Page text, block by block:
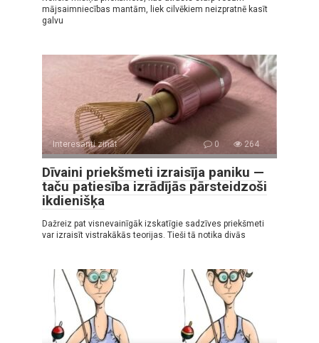
mājsaimniecības mantām, liek cilvēkiem neizpratnē kasīt
galvu
Interesanti zināt 0 264
Dīvaini priekšmeti izraisīja paniku —
taču patiesība izrādījās pārsteidzoši
ikdienišķa
Dažreiz pat visnevainīgāk izskatīgie sadzīves priekšmeti
var izraisīt vistrakākās teorijas. Tieši tā notika divās